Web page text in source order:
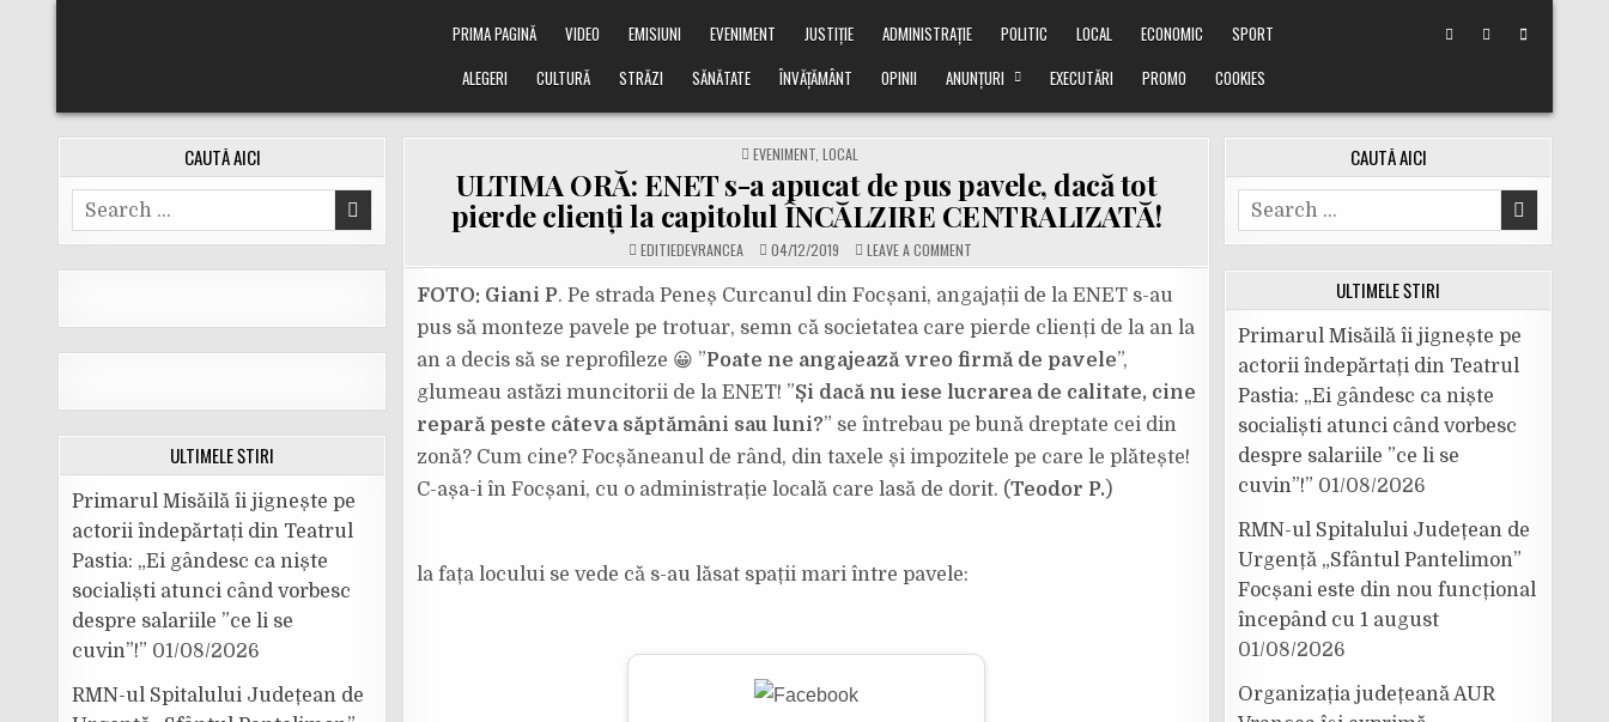
PRIMA PAGINĂ VIDEO EMISIUNI EVENIMENT JUSTIȚIE ADMINISTRAȚIE POLITIC LOCAL ECONOMIC
SPORT
ALEGERI
CULTURĂ STRĂZI SĂNĂTATE ÎNVĂȚĂMÂNT OPINII ANUNȚURI EXECUTĂRI PROMO COOKIES
POSTED
IN
EVENIMENT ,LOCAL
ULTIMA ORĂ: ENET s-a apucat de pus pavele, dacă tot
pierde clienți la capitolul ÎNCĂLZIRE CENTRALIZATĂ!
EDITIEDEVRANCEA 04/12/2019 LEAVE A COMMENTON
ULTIMA
ENET
S-
A
APUCAT
PUS
DACĂ
PIERDE
CLIENȚI
LA
CAPITOLUL
ÎNCĂLZIRE
CENTRALIZATĂ!
FOTO: Giani P. Pe strada Peneș Curcanul din Focșani, angajații de la ENET s-au
pus să monteze pavele pe trotuar, semn că societatea care pierde clienți de la an la
an a decis să se reprofileze 😀 ”Poate ne angajează vreo firmă de pavele”,
glumeau astăzi muncitorii de la ENET! ”Și dacă nu iese lucrarea de calitate, cine
repară peste câteva săptămâni sau luni?” se întrebau pe bună dreptate cei din
zonă? Cum cine? Focșăneanul de rând, din taxele și impozitele pe care le plătește!
C-așa-i în Focșani, cu o administrație locală care lasă de dorit. (Teodor P.)
la fața locului se vede că s-au lăsat spații mari între pavele:
CAUTĂ AICI
Search
for:
ULTIMELE ȘTIRI
Primarul Misăilă îi jignește pe
actorii îndepărtați din Teatrul
Pastia: „Ei gândesc ca niște
socialiști atunci când vorbesc
despre salariile ”ce li se
cuvin”!” 01/08/2026
RMN-ul Spitalului Județean de
CAUTĂ AICI
Search
for:
ULTIMELE ȘTIRI
Primarul Misăilă îi jignește pe
actorii îndepărtați din Teatrul
Pastia: „Ei gândesc ca niște
socialiști atunci când vorbesc
despre salariile ”ce li se
cuvin”!” 01/08/2026
RMN-ul Spitalului Județean de
Urgență „Sfântul Pantelimon”
Focșani este din nou funcțional
începând cu 1 august
01/08/2026
Organizația județeană AUR